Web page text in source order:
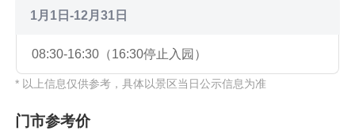
1月1日-12月31日
08:30-16:30（16:30停止入园）
* 以上信息仅供参考，具体以景区当日公示信息为准
门市参考价